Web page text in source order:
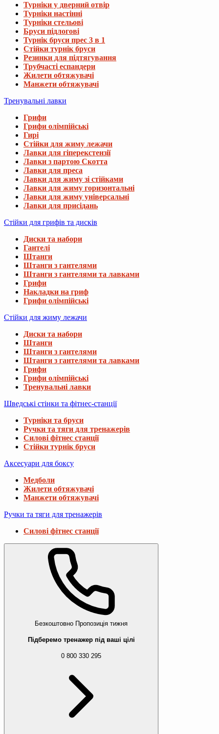
Турніки у дверний отвір
Турніки настінні
Турніки стельові
Бруси підлогові
Турнік бруси прес 3 в 1
Стійки турнік бруси
Резинки для підтягування
Трубчасті еспандери
Жилети обтяжувачі
Манжети обтяжувачі
Тренувальні лавки
Грифи
Грифи олімпійські
Гирі
Стійки для жиму лежачи
Лавки для гіперекстензії
Лавки з партою Скотта
Лавки для преса
Лавки для жиму зі стійками
Лавки для жиму горизонтальні
Лавки для жиму універсальні
Лавки для присідань
Стійки для грифів та дисків
Диски та набори
Гантелі
Штанги
Штанги з гантелями
Штанги з гантелями та лавками
Грифи
Накладки на гриф
Грифи олімпійські
Стійки для жиму лежачи
Диски та набори
Штанги
Штанги з гантелями
Штанги з гантелями та лавками
Грифи
Грифи олімпійські
Тренувальні лавки
Шведські стінки та фітнес-станції
Турніки та бруси
Ручки та тяги для тренажерів
Силові фітнес станції
Стійки турнік бруси
Аксесуари для боксу
Медболи
Жилети обтяжувачі
Манжети обтяжувачі
Ручки та тяги для тренажерів
Силові фітнес станції
Безкоштовно Пропозиція тижня
Підберемо тренажер під ваші цілі
0 800 330 295